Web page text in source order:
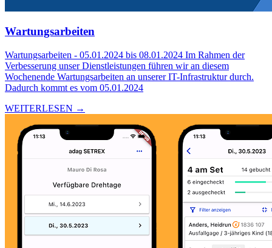
Wartungsarbeiten
Wartungsarbeiten - 05.01.2024 bis 08.01.2024 Im Rahmen der
Verbesserung unser Dienstleistungen führen wir an diesem
Wochenende Wartungsarbeiten an unserer IT-Infrastruktur durch.
Dadurch kommt es vom 05.01.2024
WEITERLESEN →